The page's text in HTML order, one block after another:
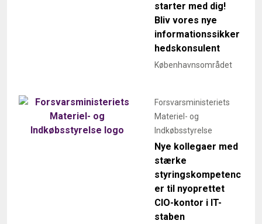
starter med dig!
Bliv vores nye
informationssikker
hedskonsulent
Københavnsområdet
Forsvarsministeriets
Materiel- og
Indkøbsstyrelse
Nye kollegaer med
stærke
styringskompetenc
er til nyoprettet
CIO-kontor i IT-
staben